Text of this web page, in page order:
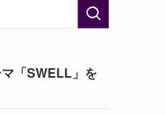
「SWELL」を